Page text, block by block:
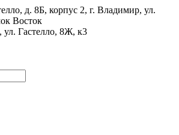
д. 8Б, корпус 2, г. Владимир, ул.
Восток
Гастелло, 8Ж, к3